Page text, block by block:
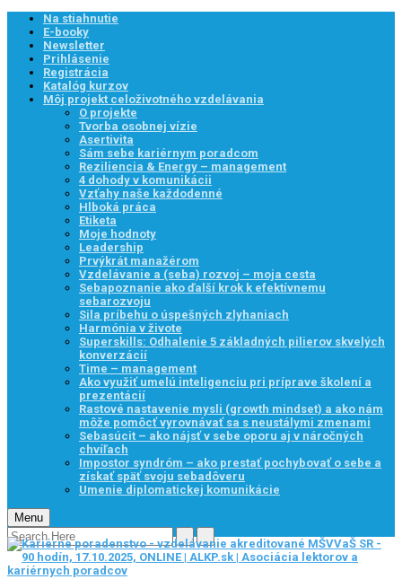
Na stiahnutie
E-booky
Newsletter
Prihlásenie
Registrácia
Katalóg kurzov
Môj projekt celoživotného vzdelávania
O projekte
Tvorba osobnej vízie
Asertivita
Sám sebe kariérnym poradcom
Reziliencia & Energy – management
4 dohody v komunikácii
Vzťahy naše každodenné
Hlboká práca
Etiketa
Moje hodnoty
Leadership
Prvýkrát manažérom
Vzdelávanie a (seba) rozvoj – moja cesta
Sebapoznanie ako ďalší krok k efektívnemu
sebarozvoju
Sila príbehu o úspešných zlyhaniach
Harmónia v živote
Superskills: Odhalenie 5 základných pilierov skvelých
konverzácií
Time – management
Ako využiť umelú inteligenciu pri príprave školení a
prezentácií
Rastové nastavenie mysli (growth mindset) a ako nám
môže pomôcť vyrovnávať sa s neustálymi zmenami
Sebasúcit – ako nájsť v sebe oporu aj v náročných
chvíľach
Impostor syndróm – ako prestať pochybovať o sebe a
získať späť svoju sebadôveru
Umenie diplomatickej komunikácie
Menu